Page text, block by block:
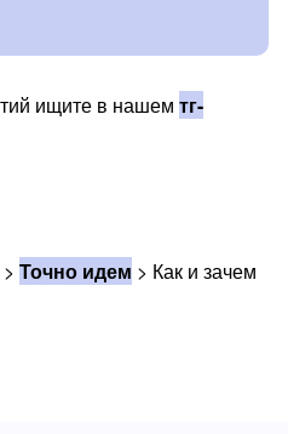
ищите в нашем тг-
> Точно идем > Как и зачем